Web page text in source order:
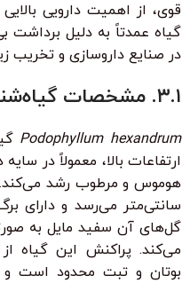
قوی، از اهمیت دارویی
گیاه عمدتاً به دلیل برداشت
در صنایع داروسازی و
۳.۱. مشخصات گیاه‌شناسی و زیستگاه
Podophyllum hexandrum
ارتفاعات بالا، معمولاً در
سانتی‌متر می‌رسد و دارای
گل‌های آن سفید مایل به
می‌کند. پراکنش این گیاه
بوتان و تبت محدود است و